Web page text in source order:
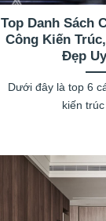
Top Danh Sách
Công Kiến
Đẹp
Dưới đây là top 6
kiến